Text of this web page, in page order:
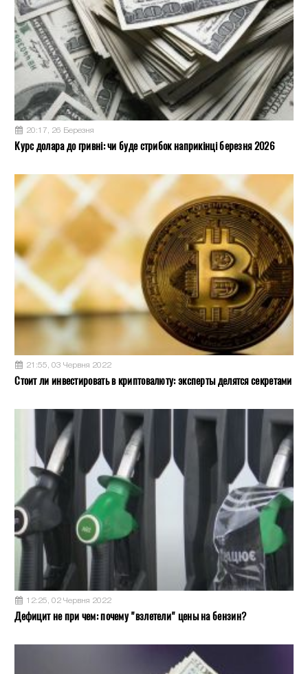
20:17, 26 Березня
Курс долара до гривні: чи буде стрибок наприкінці березня 2026
21:55, 03 Червня 2022
Стоит ли инвестировать в криптовалюту: эксперты делятся секретами
12:25, 02 Червня 2022
Дефицит не при чем: почему "взлетели" цены на бензин?